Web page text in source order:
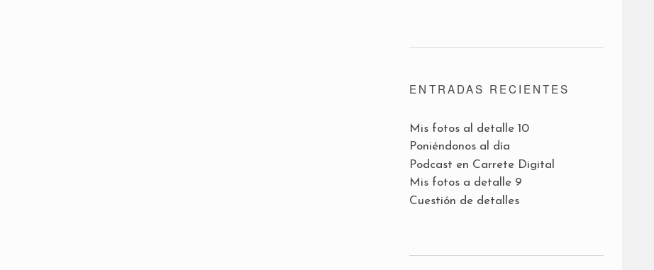
ENTRADAS RECIENTES
Mis fotos al detalle 10
Poniéndonos al día
Podcast en Carrete Digital
Mis fotos a detalle 9
Cuestión de detalles